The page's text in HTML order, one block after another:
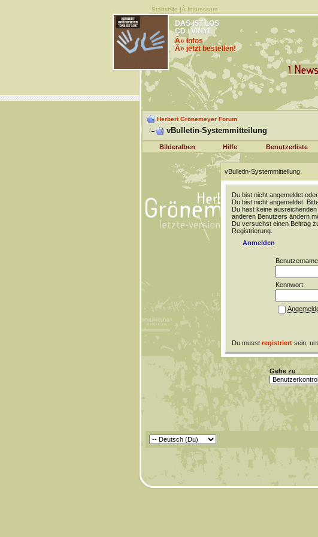
Startseite |Â Impressum
DAS IST LOS
CD / VINYL
Â» Infos
Â» jetzt bestellen!
Herbert Grönemeyer Forum
vBulletin-Systemmitteilung
Bilderalben Hilfe Benutzerliste
vBulletin-Systemmitteilung
Du bist nicht angemeldet
Du bist nicht angemeldet.
Du hast keine
anderen Benutzers ändern
Du versuchst einen Beitrag
Registrierung.
Anmelden
Kennwort:
Du musst registriertsein,
Gehe zu